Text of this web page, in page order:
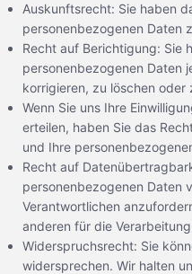
Auskunftsrecht: Sie haben
personenbezogenen Daten
Recht auf Berichtigung: Sie
personenbezogenen Daten
korrigieren, zu löschen oder
Wenn Sie uns Ihre
erteilen, haben Sie das
und Ihre
Recht auf
personenbezogenen Daten
Verantwortlichen
anderen für die
Widerspruchsrecht: Sie
widersprechen. Wir halten